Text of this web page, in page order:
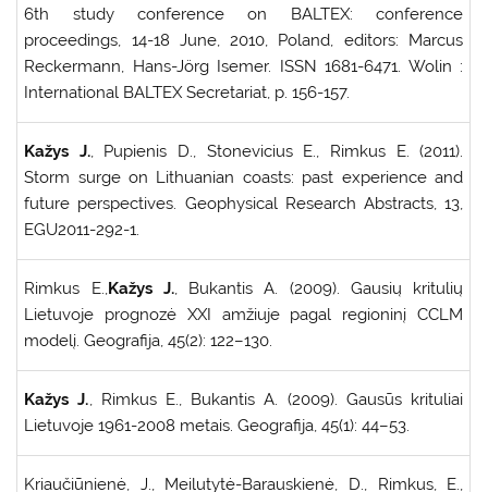
6th study conference on BALTEX: conference
proceedings, 14-18 June, 2010, Poland, editors: Marcus
Reckermann, Hans-Jörg Isemer. ISSN 1681-6471. Wolin :
International BALTEX Secretariat, p. 156-157.
Kažys J., Pupienis D., Stonevicius E., Rimkus E. (2011).
Storm surge on Lithuanian coasts: past experience and
future perspectives. Geophysical Research Abstracts, 13,
EGU2011-292-1.
Rimkus E.,Kažys J., Bukantis A. (2009). Gausių kritulių
Lietuvoje prognozė XXI amžiuje pagal regioninį CCLM
modelį. Geografija, 45(2): 122–130.
Kažys J., Rimkus E., Bukantis A. (2009). Gausūs krituliai
Lietuvoje 1961-2008 metais. Geografija, 45(1): 44–53.
Kriaučiūnienė, J., Meilutytė-Barauskienė, D., Rimkus, E.,